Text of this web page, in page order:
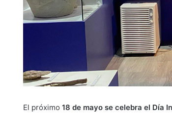
El próximo 18 de mayo se celebra el Día